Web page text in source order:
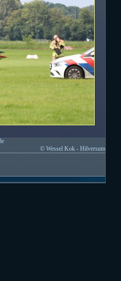
© Wessel Kok - Hilversum
112actueel.nl